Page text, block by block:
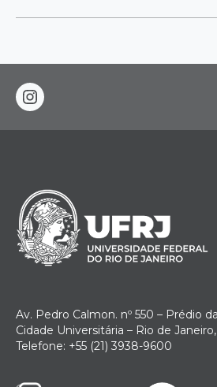
instagram
Av. Pedro Calmon. nº 550 – Prédio
Cidade Universitária – Rio de
Telefone: +55 (21) 3938-9600